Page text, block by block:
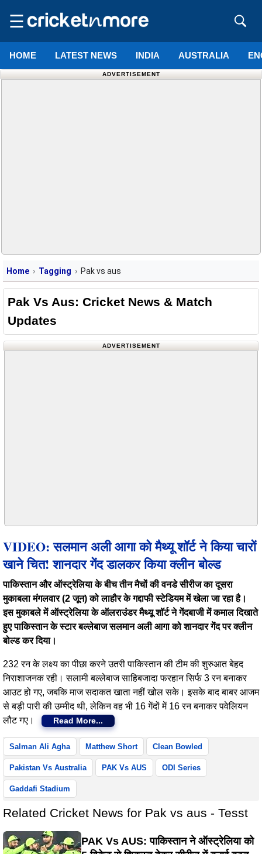
☰
HOME LATEST NEWS INDIA AUSTRALIA
ADVERTISEMENT
Home Tagging Pak vs aus
Pak Vs Aus: Cricket News & Match
Updates
ADVERTISEMENT
VIDEO: सलमान अली आगा को मैथ्यू शॉर्ट ने किया चारों
खाने चित! शानदार गेंद डालकर किया क्लीन बोल्ड
पाकिस्तान और ऑस्ट्रेलिया के बीच तीन मैचों की वनडे सीरीज का दूसरा
मुकाबला मंगलवार (2 जून) को लाहौर के गद्दाफी स्टेडियम में खेला जा रहा है।
इस मुकाबले में ऑस्ट्रेलिया के ऑलराउंडर मैथ्यू शॉर्ट ने गेंदबाजी में कमाल दिखाते
हुए पाकिस्तान के स्टार बल्लेबाज सलमान अली आगा को शानदार गेंद पर क्लीन
बोल्ड कर दिया।
232 रन के लक्ष्य का पीछा करने उतरी पाकिस्तान की टीम की शुरुआत बेहद
निराशाजनक रही। सलामी बल्लेबाज साहिबजादा फरहान सिर्फ 3 रन बनाकर
आउट हो गए, जबकि माज सदाकत खाता नहीं खोल सके। इसके बाद बाबर आजम
से बड़ी पारी की उम्मीद थी, लेकिन वह भी 16 गेंदों में 16 रन बनाकर पवेलियन
लौट गए।
Read More...
Salman Ali Agha Matthew Short Clean Bowled
Pakistan Vs Australia PAK Vs AUS ODI Series
Gaddafi Stadium
Related Cricket News for Pak vs aus - Tesst
PAK Vs AUS: पाकिस्तान ने ऑस्ट्रेलिया को